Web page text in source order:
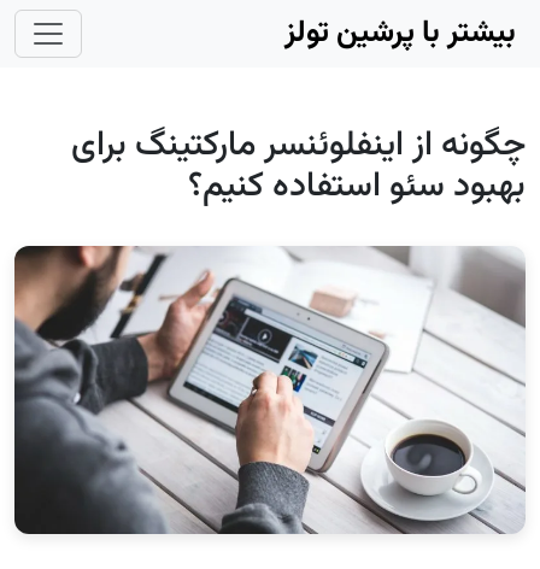
Skip to main content
بیشتر با پرشین تولز
چگونه از اینفلوئنسر مارکتینگ برای
بهبود سئو استفاده کنیم؟